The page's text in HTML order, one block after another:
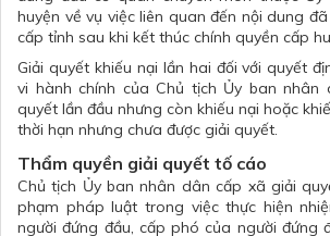
huyện về vụ việc liên quan đến nội dung
cấp tỉnh sau khi kết thúc chính quyền cấp
Giải quyết khiếu nại lần hai đối với quyết
vi hành chính của Chủ tịch Ủy ban
quyết lần đầu nhưng còn khiếu nại hoặc
thời hạn nhưng chưa được giải quyết.
Thẩm quyền giải quyết tố cáo
Chủ tịch Ủy ban nhân dân cấp xã giải
phạm pháp luật trong việc thực hiện
người đứng đầu, cấp phó của người đứng